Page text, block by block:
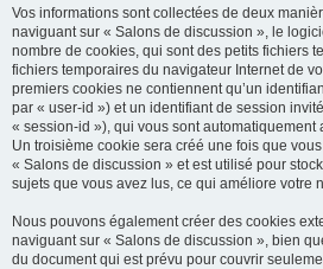
Vos informations sont collectées de deux
naviguant sur « Salons de discussion », le
nombre de cookies, qui sont des petits fichiers
fichiers temporaires du navigateur Internet de
premiers cookies ne contiennent qu’un
par « user-id ») et un identifiant de session
« session-id »), qui vous sont
Un troisième cookie sera créé une fois que
« Salons de discussion » et est utilisé pour
sujets que vous avez lus, ce qui améliore votre
Nous pouvons également créer des cookies
naviguant sur « Salons de discussion », bien
du document qui est prévu pour couvrir